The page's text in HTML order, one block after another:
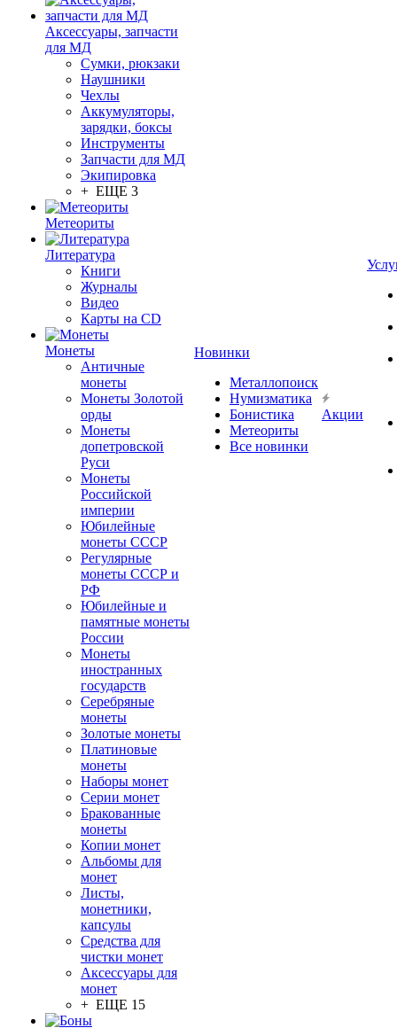
Аксессуары, запчасти
для МД
Сумки, рюкзаки
Наушники
Чехлы
Аккумуляторы,
зарядки, боксы
Инструменты
Запчасти для МД
Экипировка
+ ЕЩЕ 3
Метеориты
Литература
Книги
Журналы
Видео
Карты на CD
Монеты
Античные
монеты
Монеты Золотой
орды
Монеты
допетровской
Руси
Монеты
Российской
империи
Юбилейные
монеты СССР
Регулярные
монеты СССР и
РФ
Юбилейные и
памятные монеты
России
Монеты
иностранных
государств
Серебряные
монеты
Золотые монеты
Платиновые
монеты
Наборы монет
Серии монет
Бракованные
монеты
Копии монет
Альбомы для
монет
Листы,
монетники,
капсулы
Средства для
чистки монет
Аксессуары для
монет
+ ЕЩЕ 15
Новинки
Металлопоиск
Нумизматика
Бонистика
Метеориты
Все новинки
Акции